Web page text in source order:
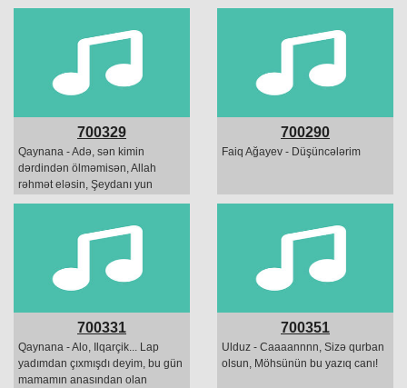
700329
Qaynana - Adə, sən kimin
dərdindən ölməmisən, Allah
rəhmət eləsin, Şeydanı yun
çubuğuna döndərmişdin, adə,
700290
Faiq Ağayev - Düşüncələrim
700331
Qaynana - Alo, Ilqarçik... Lap
yadımdan çıxmışdı deyim, bu gün
mamamın anasından olan
700351
Ulduz - Caaaannnn, Sizə qurban
olsun, Möhsünün bu yazıq canı!